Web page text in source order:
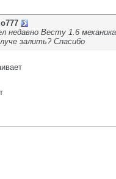
недавно Весту 1.6
залить? Спасибо